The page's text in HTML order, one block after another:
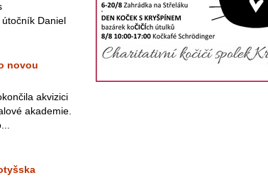
Daniel
novou
akvizici
akademie.